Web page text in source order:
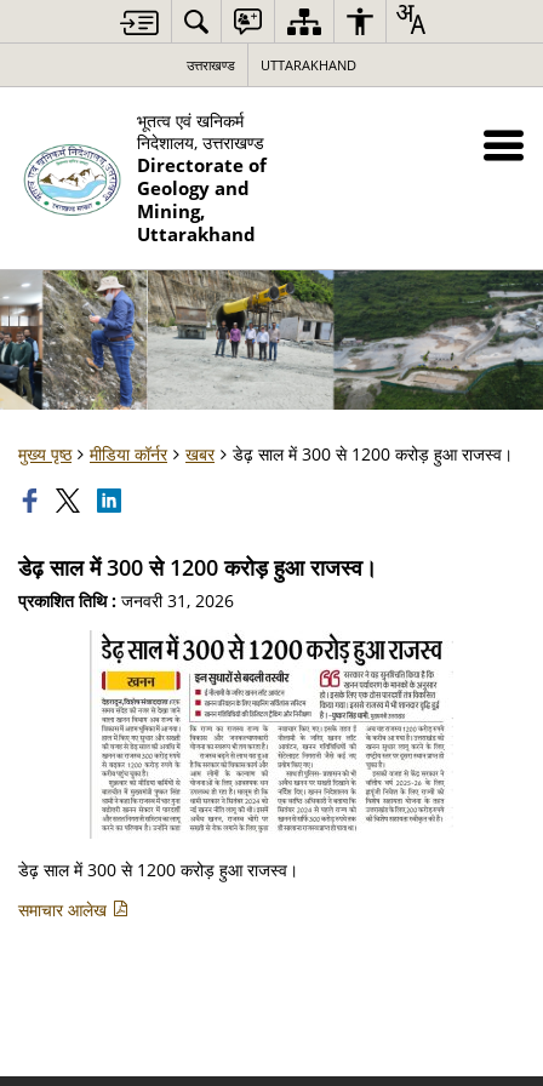
उत्तराखण्ड UTTARAKHAND
भूतत्व एवं खनिकर्म
निदेशालय, उत्तराखण्ड
Directorate of
Geology and
Mining,
Uttarakhand
मुख्य पृष्ठ मीडिया कॉर्नर खबर डेढ़ साल में 300 से 1200 करोड़ हुआ राजस्व।
डेढ़ साल में 300 से 1200 करोड़ हुआ राजस्व।
प्रकाशित तिथि : जनवरी 31, 2026
डेढ़ साल में 300 से 1200 करोड़ हुआ राजस्व।
समाचार आलेख